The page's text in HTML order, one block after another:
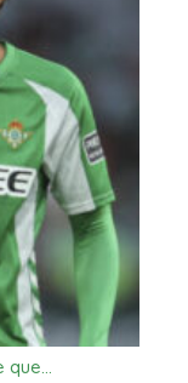
que…